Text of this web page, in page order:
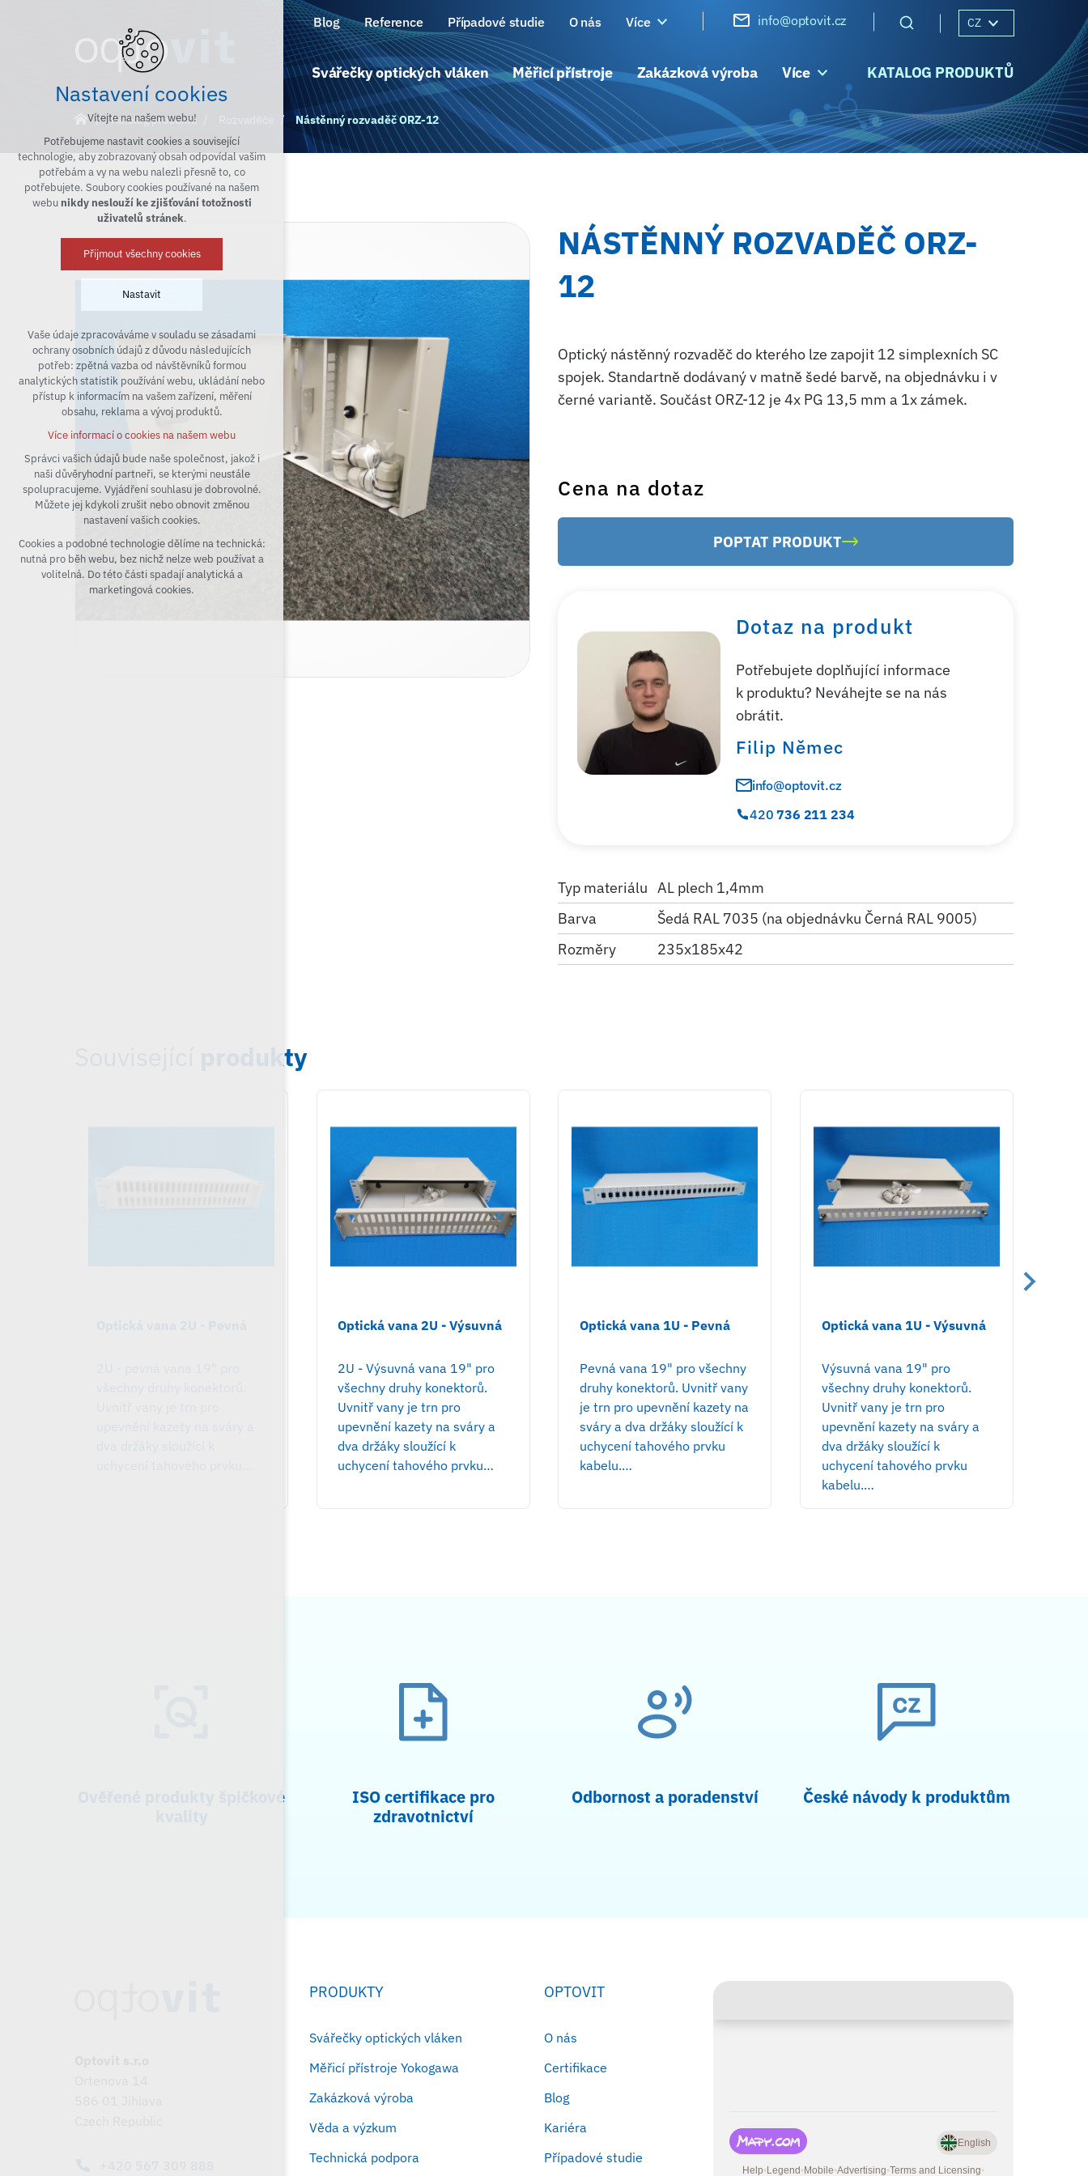
Blog Reference Případové studie O nás Více info@optovit.cz CZ
Svářečky optických vláken Měřicí přístroje Zakázková výroba Více KATALOG PRODUKTŮ
Katalog produktů Nástěnný rozvaděč ORZ-12
NÁSTĚNNÝ ROZVADĚČ ORZ-
12
Optický nástěnný rozvaděč do kterého lze zapojit 12 simplexních SC
spojek. Standartně dodávaný v matně šedé barvě, na objednávku i v
černé variantě. Součást ORZ-12 je 4x PG 13,5 mm a 1x zámek.
Cena na dotaz
POPTAT PRODUKT
Typ materiálu AL plech 1,4mm
Barva
Šedá RAL 7035 (na objednávku Černá RAL 9005)
Rozměry
235x185x42
Dotaz na produkt
Potřebujete doplňující informace
k produktu? Neváhejte se na nás
obrátit.
Filip Němec
info@optovit.cz
420736 211 234
produkty
Optická vana 2U - Výsuvná
2U - Výsuvná vana 19" pro
všechny druhy konektorů.
Uvnitř vany je trn pro
upevnění kazety na sváry a
dva držáky sloužící k
uchycení tahového prvku…
Optická vana 1U - Pevná
Pevná vana 19" pro všechny
druhy konektorů. Uvnitř vany
je trn pro upevnění kazety na
sváry a dva držáky sloužící k
uchycení tahového prvku
kabelu.…
Optická vana 1U - Výsuvná
Výsuvná vana 19" pro
všechny druhy konektorů.
Uvnitř vany je trn pro
upevnění kazety na sváry a
dva držáky sloužící k
uchycení tahového prvku
kabelu.…
Ověřené produkty špičkové
ISO certifikace pro
zdravotnictví
Odbornost a poradenství České návody k produktům
PRODUKTY
Svářečky optických vláken
Měřicí přístroje Yokogawa
Zakázková výroba
Věda a výzkum
Technická podpora
OPTOVIT
O nás
Certifikace
Blog
Kariéra
Případové studie
Nastavení cookies
Vítejte na našem webu!
Potřebujeme nastavit cookies a související
technologie, aby zobrazovaný obsah odpovídal vašim
potřebám a vy na webu nalezli přesně to, co
potřebujete. Soubory cookies používané na našem
webu nikdy neslouží ke zjišťování totožnosti
uživatelů stránek.
Přijmout všechny cookies
Nastavit
Technická cookies
nutná pro provozování webu
udržení kontextu stránek (session):
případná přihlášení, volby jazyka, apod.
Volitelná cookies
analytická pro anonymizované vyhodnocení
návštěvnosti
marketingová cookies (Google)
Více informací o cookies na našem webu
Přijmout všechny cookies
Odmítnout vše
Vaše údaje zpracováváme v souladu se zásadami
ochrany osobních údajů z důvodu následujících
potřeb: zpětná vazba od návštěvníků formou
analytických statistik používání webu, ukládání nebo
přístup k informacím na vašem zařízení, měření
obsahu, reklama a vývoj produktů.
Více informací o cookies na našem webu
Správci vašich údajů bude naše společnost, jakož i
naši důvěryhodní partneři, se kterými neustále
spolupracujeme. Vyjádření souhlasu je dobrovolné.
Můžete jej kdykoli zrušit nebo obnovit změnou
nastavení vašich cookies.
Cookies a podobné technologie dělíme na technická:
nutná pro běh webu, bez nichž nelze web používat a
volitelná. Do této části spadají analytická a
marketingová cookies.